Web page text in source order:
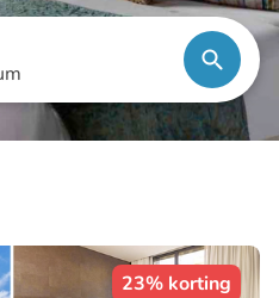
23% korting